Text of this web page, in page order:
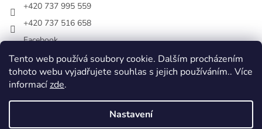
Tento web používá soubory cookie. Dalším procházením
tohoto webu vyjadřujete souhlas s jejich používáním.. Více
informacízde.
Nastavení
+420 737 995 559
+420 737 516 658
Facebook
vsezakatu/
+420 737 516 658
Vytvořil Shoptet